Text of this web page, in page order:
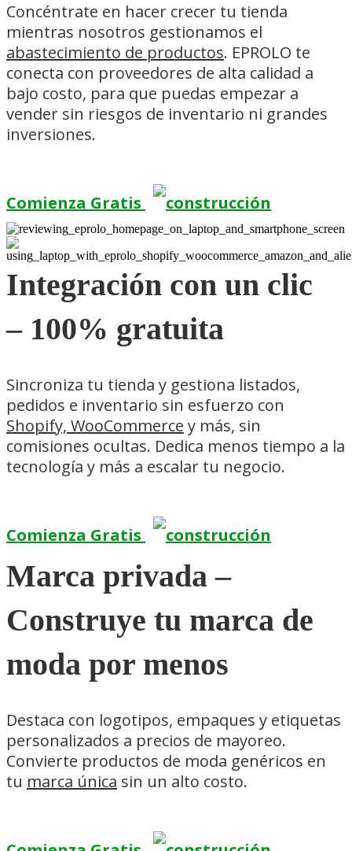
Concéntrate en hacer crecer tu tienda
mientras nosotros gestionamos el
abastecimiento de productos. EPROLO te
conecta con proveedores de alta calidad a
bajo costo, para que puedas empezar a
vender sin riesgos de inventario ni grandes
inversiones.
Comienza Gratis
Integración con un clic
– 100% gratuita
Sincroniza tu tienda y gestiona listados,
pedidos e inventario sin esfuerzo con
Shopify, WooCommerce y más, sin
comisiones ocultas. Dedica menos tiempo a la
tecnología y más a escalar tu negocio.
Comienza Gratis
Marca privada –
Construye tu marca de
moda por menos
Destaca con logotipos, empaques y etiquetas
personalizados a precios de mayoreo.
Convierte productos de moda genéricos en
tu marca única sin un alto costo.